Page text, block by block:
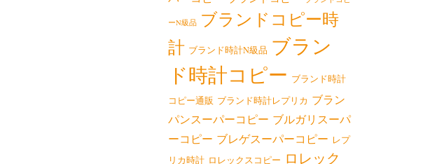
ーN級品 ブランドコピー時
計 ブランド時計N級品 ブラン
ド時計コピー ブランド時計
コピー通販 ブランド時計レプリカ ブラン
パンスーパーコピー ブルガリスーパ
ーコピー ブレゲスーパーコピー レプ
リカ時計 ロレックスコピー ロレック